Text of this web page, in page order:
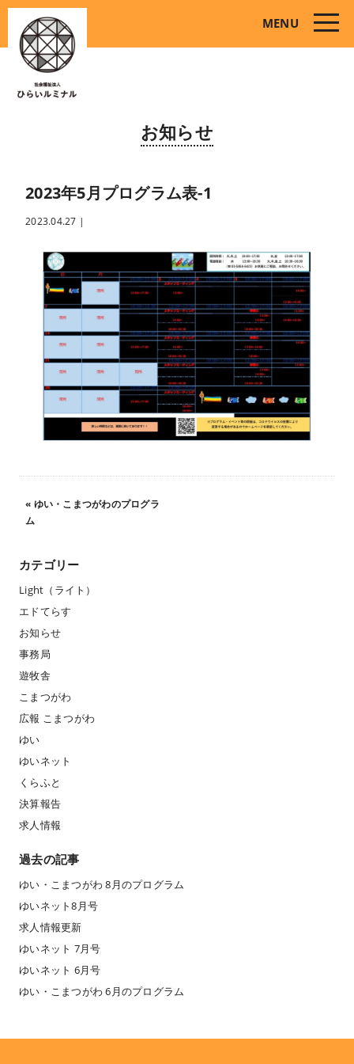
MENU
toggle
お知らせ
2023年5月プログラム表-1
2023.04.27 |
« ゆい・こまつがわのプログラ
ム
カテゴリー
Light（ライト）
エドてらす
お知らせ
事務局
遊牧舎
こまつがわ
広報 こまつがわ
ゆい
ゆいネット
くらふと
決算報告
求人情報
過去の記事
ゆい・こまつがわ 8月のプログラム
ゆいネット8月号
求人情報更新
ゆいネット 7月号
ゆいネット 6月号
ゆい・こまつがわ 6月のプログラム